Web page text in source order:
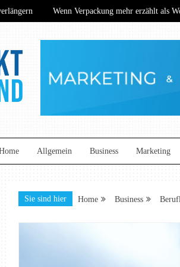
Wenn Verpackung mehr erzählt als
begeistern
Wenn Verpackung mehr erzählt als
Wie nachhaltige Technik den Mittelstand neu
begeistern
Allgemein Business Marketing
Sie sind hier Home Business